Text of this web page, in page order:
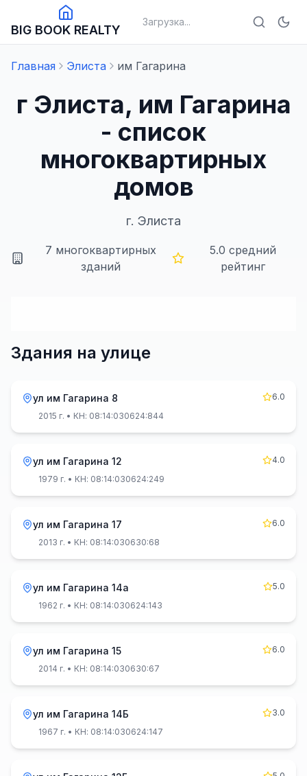
BIG BOOK REALTY
Загрузка...
Главная Элиста им Гагарина
г Элиста, им Гагарина
- список
многоквартирных
домов
г. Элиста
7 многоквартирных
зданий
5.0 средний
рейтинг
Здания на улице
ул им Гагарина 8
6.0
2015 г. • КН: 08:14:030624:844
ул им Гагарина 12
4.0
1979 г. • КН: 08:14:030624:249
ул им Гагарина 17
6.0
2013 г. • КН: 08:14:030630:68
ул им Гагарина 14а
5.0
1962 г. • КН: 08:14:030624:143
ул им Гагарина 15
6.0
2014 г. • КН: 08:14:030630:67
ул им Гагарина 14Б
3.0
1967 г. • КН: 08:14:030624:147